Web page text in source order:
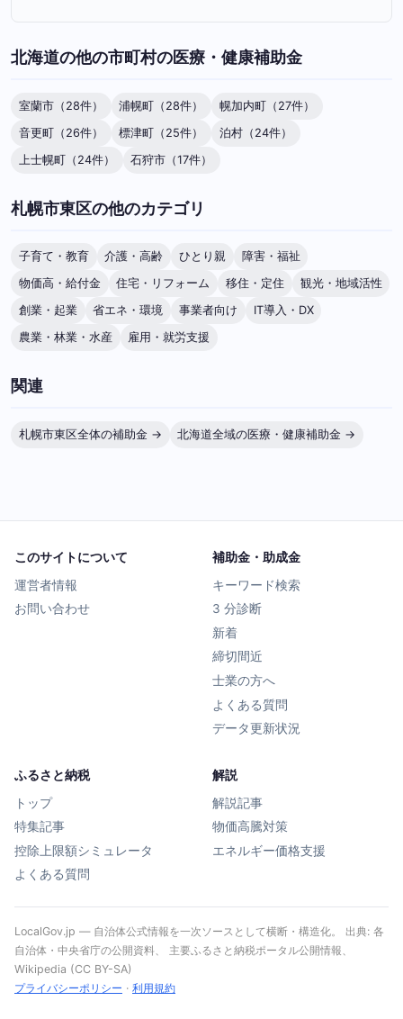
北海道の他の市町村の医療・健康補助金
室蘭市（28件） 浦幌町（28件）
幌加内町（27件）
音更町（26件）
標津町（25件）
泊村（24件）
上士幌町（24件）
石狩市（17件）
札幌市東区の他のカテゴリ
子育て・教育 介護・高齢 ひとり親
障害・福祉
物価高・給付金
住宅・リフォーム 移住・定住
観光・地域活性
創業・起業
省エネ・環境 事業者向け
IT導入・DX
農業・林業・水産
雇用・就労支援
関連
札幌市東区全体の補助金 → 北海道全域の医療・健康補助金 →
このサイトについて
運営者情報
お問い合わせ
補助金・助成金
キーワード検索
3 分診断
新着
締切間近
士業の方へ
よくある質問
データ更新状況
ふるさと納税
トップ
特集記事
控除上限額シミュレータ
よくある質問
解説
解説記事
物価高騰対策
エネルギー価格支援
LocalGov.jp — 自治体公式情報を一次ソースとして横断・構造化。 出典: 各
自治体・中央省庁の公開資料、 主要ふるさと納税ポータル公開情報、
Wikipedia (CC BY-SA)
プライバシーポリシー · 利用規約